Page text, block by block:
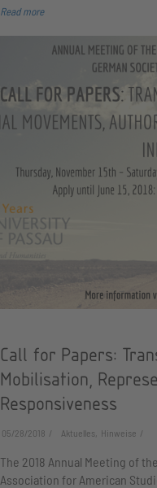
Read more
Call for Papers:
Mobilisation,
Responsiveness
05/28/2018 Aktuelles, Hinweise
The 2018 Annual Meeting of
Association for American